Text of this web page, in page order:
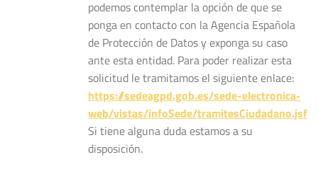
podemos contemplar la opción de que se
ponga en contacto con la Agencia Española
de Protección de Datos y exponga su caso
ante esta entidad. Para poder realizar esta
solicitud le tramitamos el siguiente enlace:
https://sedeagpd.gob.es/sede-electronica-
web/vistas/infoSede/tramitesCiudadano.jsf
Si tiene alguna duda estamos a su
disposición.